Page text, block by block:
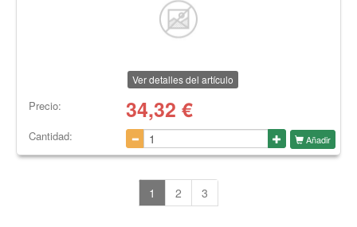
Ver detalles del artículo
Precio: 34,32 €
Cantidad: Añadir
1 2 3